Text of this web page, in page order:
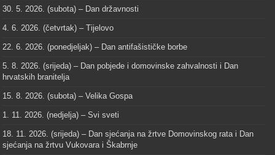
30. 5. 2026. (subota) – Dan državnosti
4. 6. 2026. (četvrtak) – Tijelovo
22. 6. 2026. (ponedjeljak) – Dan antifašističke borbe
5. 8. 2026. (srijeda) – Dan pobjede i domovinske zahvalnosti i Dan
hrvatskih branitelja
15. 8. 2026. (subota) – Velika Gospa
1. 11. 2026. (nedjelja) – Svi sveti
18. 11. 2026. (srijeda) – Dan sjećanja na žrtve Domovinskog rata i Dan
sjećanja na žrtvu Vukovara i Škabrnje